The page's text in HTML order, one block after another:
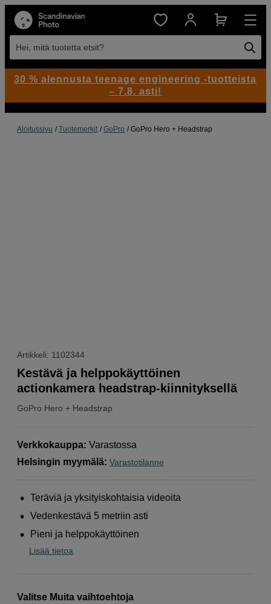
Hei, mitä tuotetta etsit?
Aloitussivu Tuotemerkit GoPro GoPro Hero + Headstrap
Artikkeli: 1102344
GoPro Hero + Headstrap
Kestävä ja helppokäyttöinen
actionkamera headstrap-kiinnityksellä
Verkkokauppa: Varastossa
Helsingin myymälä: Varastotilanne
Teräviä ja yksityiskohtaisia videoita
Vedenkestävä 5 metriin asti
Pieni ja helppokäyttöinen
Lisää tietoa
Valitse Muita vaihtoehtoja
30 % alennusta teenage engineering -tuotteista
– 7.8. asti!